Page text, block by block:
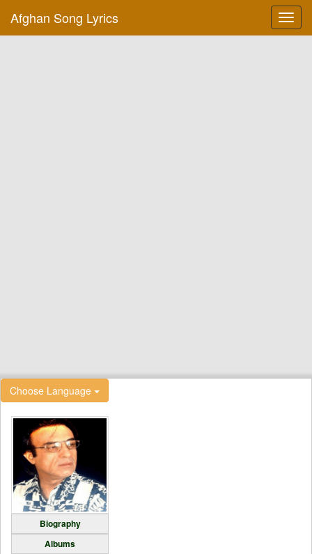
Afghan Song Lyrics
Choose Language
Biography
Albums